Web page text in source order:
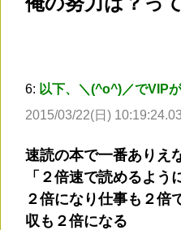
6: 以下、＼(^o^)／でVIP
2015/03/22(日)
速読の本で一番ありえ
「２倍速で読めるよ
２倍になり仕事も２倍
収も２倍になる